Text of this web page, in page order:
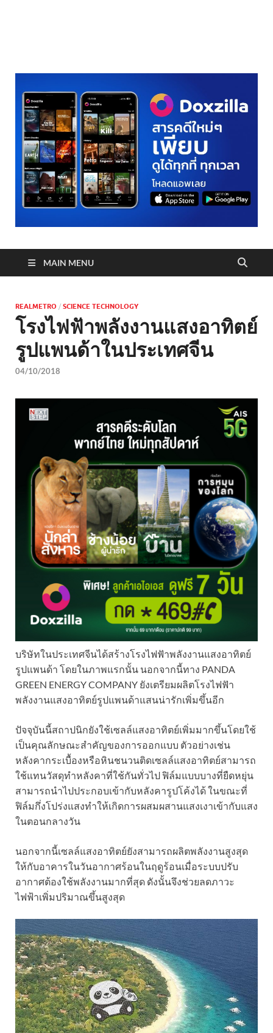
MAIN MENU
REALMETRO / SCIENCE TECHNOLOGY
โรงไฟฟัาพลังงานแสงอาทิตย์
รูปแพนด้าในประเทศจีน
04/10/2018
บริษัทในประเทศจีนได้สร้างโรงไฟฟัาพลังงานแสงอาทิตย์
รูปแพนด้า โดยในภาพแรกนั้น นอกจากนี้ทาง PANDA
GREEN ENERGY COMPANY ยังเตรียมผลิตโรงไฟฟัา
พลังงานแสงอาทิตย์รูปแพนด้าแสนน่ารักเพิ่มขึ้นอีก
ปัจจุบันนี้สถาปนิกยังใช้เซลล์แสงอาทิตย์เพิ่มมากขึ้นโดยใช้
เป็นคุณลักษณะสำคัญของการออกแบบ ตัวอย่างเช่น
หลังคากระเบื้องหรือหินชนวนติดเซลล์แสงอาทิตย์สามารถ
ใช้แทนวัสดุทำหลังคาที่ใช้กันทั่วไป ฟิล์มแบบบางที่ยืดหยุ่น
สามารถนำไปประกอบเข้ากับหลังคารูปโค้งได้ ในขณะที่
ฟิล์มกึ่งโปร่งแสงทำให้เกิดการผสมผสานแสงเงาเข้ากับแสง
ในตอนกลางวัน
นอกจากนี้เซลล์แสงอาทิตย์ยังสามารถผลิตพลังงานสูงสุด
ให้กับอาคารในวันอากาศร้อนในฤดูร้อนเมื่อระบบปรับ
อากาศต้องใช้พลังงานมากที่สุด ดังนั้นจึงช่วยลดภาวะ
ไฟฟ้าเพิ่มปริมาณขึ้นสูงสุด